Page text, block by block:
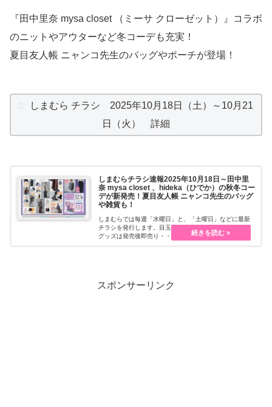
『田中里奈 mysa closet （ミーサ クローゼット）』コラボ
のニットやアウターなど冬コーデも充実！
夏目友人帳 ニャンコ先生のバッグやポーチが登場！
しまむら チラシ 2025年10月18日（土）～10月21
日（火） 詳細
しまむらチラシ速報2025年10月18日～田中里
奈 mysa closet 、hideka（ひでか）の秋冬コー
デが新発売！夏目友人帳 ニャンコ先生のバッグ
や雑貨も！
しまむらでは毎週「水曜日」と、「土曜日」などに最新
チラシを発行します。目玉商品も充実していて、人気の
グッズは発売後即売り・・・続きを読む
スポンサーリンク